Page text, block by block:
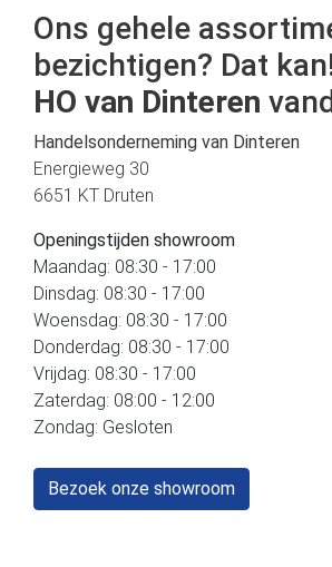
Ons gehele
bezichtigen? Dat
HO van Dinteren
Handelsonderneming van Dinteren
Energieweg 30
6651 KT Druten
Openingstijden showroom
Maandag: 08:30 - 17:00
Dinsdag: 08:30 - 17:00
Woensdag: 08:30 - 17:00
Donderdag: 08:30 - 17:00
Vrijdag: 08:30 - 17:00
Zaterdag: 08:00 - 12:00
Zondag: Gesloten
Bezoek onze showroom